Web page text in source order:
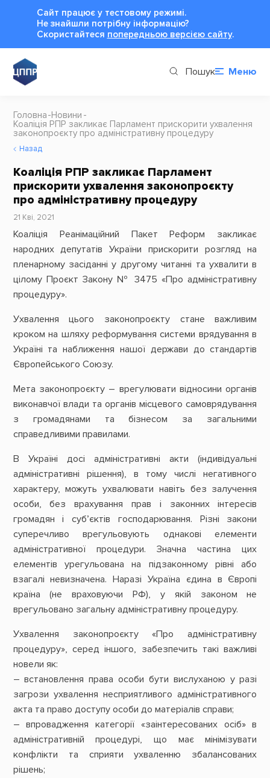
Сайт працює у тестовому режимі.
Не знайшли потрібну інформацію?
Cкористайтеся попередньою версією сайту.
Пошук Меню
Головна Новини
Коаліція РПР закликає Парламент прискорити ухвалення
законопроєкту про адміністративну процедуру
Назад
Коаліція РПР закликає Парламент
прискорити ухвалення законопроєкту
про адміністративну процедуру
21 Кві, 2021
Коаліція Реанімаційний Пакет Реформ закликає
народних депутатів України прискорити розгляд на
пленарному засіданні у другому читанні та ухвалити в
цілому Проєкт Закону № 3475 «Про адміністративну
процедуру».
Ухвалення цього законопроєкту стане важливим
кроком на шляху реформування системи врядування в
Україні та наближення нашої держави до стандартів
Європейського Союзу.
Мета законопроєкту – врегулювати відносини органів
виконавчої влади та органів місцевого самоврядування
з громадянами та бізнесом за загальними
справедливими правилами.
В Україні досі адміністративні акти (індивідуальні
адміністративні рішення), в тому числі негативного
характеру, можуть ухвалювати навіть без залучення
особи, без врахування прав і законних інтересів
громадян і суб’єктів господарювання. Різні закони
суперечливо врегульовують однакові елементи
адміністративної процедури. Значна частина цих
елементів урегульована на підзаконному рівні або
взагалі невизначена. Наразі Україна єдина в Європі
країна (не враховуючи РФ), у якій законом не
врегульовано загальну адміністративну процедуру.
Ухвалення законопроєкту «Про адміністративну
процедуру», серед іншого, забезпечить такі важливі
новели як:
– встановлення права особи бути вислуханою у разі
загрози ухвалення несприятливого адміністративного
акта та право доступу особи до матеріалів справи;
– впровадження категорії «заінтересованих осіб» в
адміністративній процедурі, що має мінімізувати
конфлікти та сприяти ухваленню збалансованих
рішень;